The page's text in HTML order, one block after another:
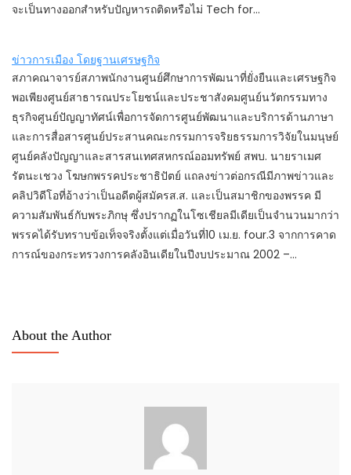
จะเป็นทางออกสำหรับปัญหารถติดหรือไม่ Tech for…
ข่าวการเมือง โดยฐานเศรษฐกิจ
สภาคณาจารย์สภาพนักงานศูนย์ศึกษาการพัฒนาที่ยั่งยืนและเศรษฐกิจ
พอเพียงศูนย์สาธารณประโยชน์และประชาสังคมศูนย์นวัตกรรมทาง
ธุรกิจศูนย์ปัญญาทัศน์เพื่อการจัดการศูนย์พัฒนาและบริการด้านภาษา
และการสื่อสารศูนย์ประสานคณะกรรมการจริยธรรมการวิจัยในมนุษย์
ศูนย์คลังปัญญาและสารสนเทศสหกรณ์ออมทรัพย์ สพบ. นายราเมศ
รัตนะเชวง โฆษกพรรคประชาธิปัตย์ แถลงข่าวต่อกรณีมีภาพข่าวและ
คลิปวิดีโอที่อ้างว่าเป็นอดีตผู้สมัครส.ส. และเป็นสมาชิกของพรรค มี
ความสัมพันธ์กับพระภิกษุ ซึ่งปรากฏในโซเชียลมีเดียเป็นจำนวนมากว่า
พรรคได้รับทราบข้อเท็จจริงตั้งแต่เมื่อวันที่10 เม.ย. four.3 จากการคาด
การณ์ของกระทรวงการคลังอินเดียในปีงบประมาณ 2002 –…
About the Author